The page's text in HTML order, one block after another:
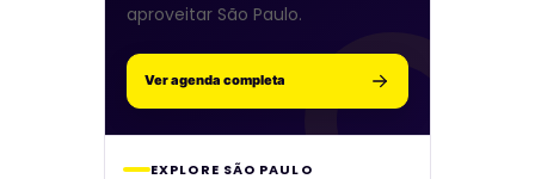
aproveitar São Paulo.
Ver agenda completa
EXPLORE SÃO PAULO